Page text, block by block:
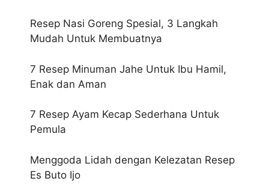
Resep Nasi Goreng Spesial, 3 Langkah
Mudah Untuk Membuatnya
7 Resep Minuman Jahe Untuk Ibu Hamil,
Enak dan Aman
7 Resep Ayam Kecap Sederhana Untuk
Pemula
Menggoda Lidah dengan Kelezatan Resep
Es Buto Ijo